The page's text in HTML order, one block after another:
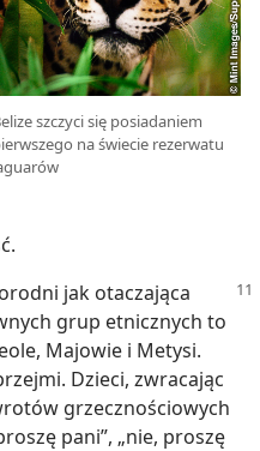
szczyci się posiadaniem
na świecie rezerwatu
jak otaczająca
grup etnicznych to
Majowie i Metysi.
Dzieci, zwracając
grzecznościowych
pani”, „nie, proszę